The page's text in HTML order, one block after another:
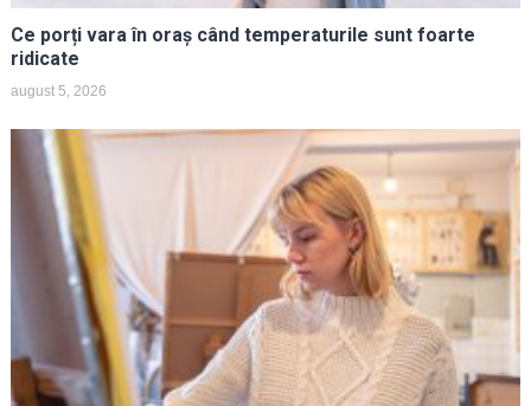
Ce porți vara în oraș când temperaturile sunt foarte
ridicate
august 5, 2026